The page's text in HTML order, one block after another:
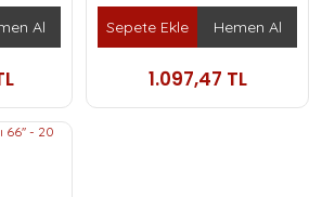
Al Sepete Ekle Hemen Al
1.097,47 TL